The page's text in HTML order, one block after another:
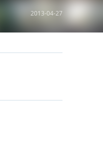
2013-04-27